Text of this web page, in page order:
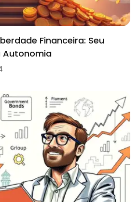
Financeira: Seu
Autonomia